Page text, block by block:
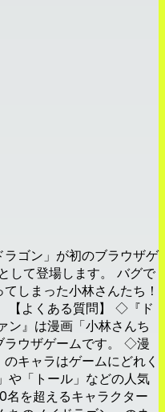
ゴン」が初のブラウザゲ
して登場します。 バグで
しまった小林さんたち！
【よくある質問】 ◇『ド
ン』は漫画「小林さんち
ラウザゲームです。 ◇漫
キャラはゲームにどれく
や「トール」などの人気
名を超えるキャラクター